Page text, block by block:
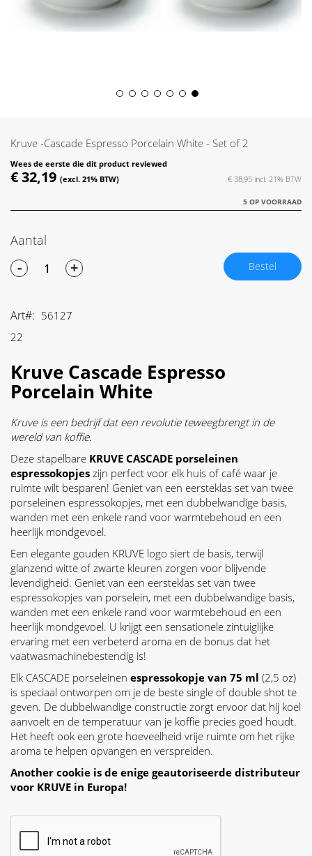
Kruve -Cascade Espresso Porcelain White - Set of 2
Wees de eerste die dit product reviewed
€ 32,19 € 38,95
5 OP VOORRAAD
Aantal
- + Bestel
Art
56127
22
Kruve Cascade Espresso
Porcelain White
Kruve is een bedrijf dat een revolutie teweegbrengt in de
wereld van koffie.
Deze stapelbare KRUVE CASCADE porseleinen
espressokopjes zijn perfect voor elk huis of café waar je
ruimte wilt besparen! Geniet van een eersteklas set van twee
porseleinen espressokopjes, met een dubbelwandige basis,
wanden met een enkele rand voor warmtebehoud en een
heerlijk mondgevoel.
Een elegante gouden KRUVE logo siert de basis, terwijl
glanzend witte of zwarte kleuren zorgen voor blijvende
levendigheid. Geniet van een eersteklas set van twee
espressokopjes van porselein, met een dubbelwandige basis,
wanden met een enkele rand voor warmtebehoud en een
heerlijk mondgevoel. U krijgt een sensationele zintuiglijke
ervaring met een verbeterd aroma en de bonus dat het
vaatwasmachinebestendig is!
Elk CASCADE porseleinen espressokopje van 75 ml (2,5 oz)
is speciaal ontworpen om je de beste single of double shot te
geven. De dubbelwandige constructie zorgt ervoor dat hij koel
aanvoelt en de temperatuur van je koffie precies goed houdt.
Het heeft ook een grote hoeveelheid vrije ruimte om het rijke
aroma te helpen opvangen en verspreiden.
Another cookie is de enige geautoriseerde distributeur
voor KRUVE in Europa!
the
beginning
of
the